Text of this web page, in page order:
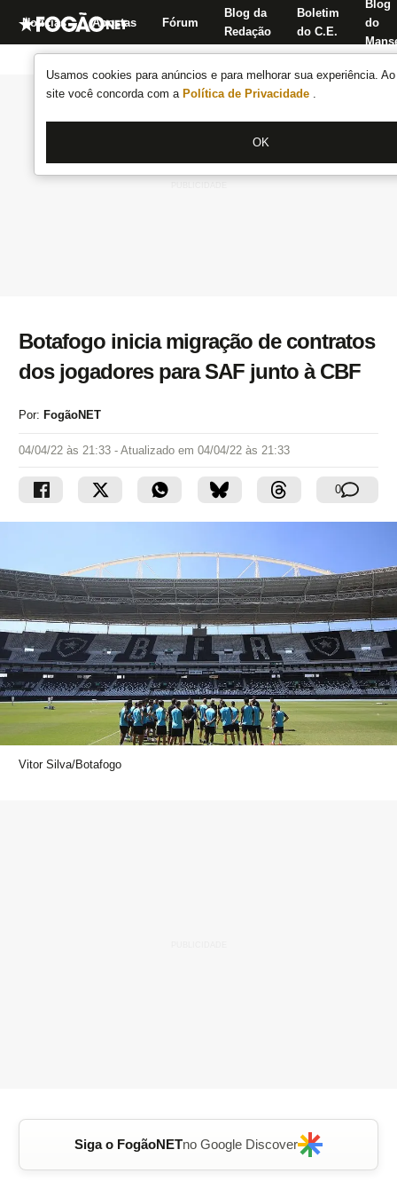
Usamos cookies para anúncios e para melhorar sua experiência.
site você concorda com a Política de Privacidade .
OK
Notícias Apostas Fórum
Blog da
Redação
Boletim
do C.E.
Blog
do
Botafogo inicia migração de contratos
dos jogadores para SAF junto à CBF
Por: FogãoNET
04/04/22 às 21:33 - Atualizado em 04/04/22 às 21:33
0
Vitor Silva/Botafogo
Siga o FogãoNETno Google Discover